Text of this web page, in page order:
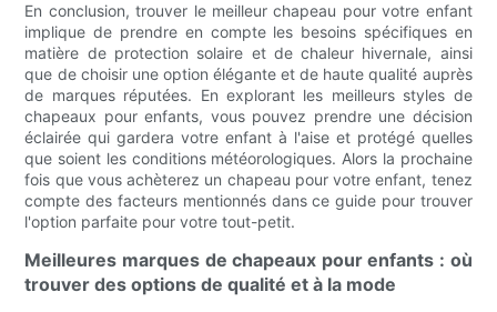
En conclusion, trouver le meilleur chapeau pour votre enfant
implique de prendre en compte les besoins spécifiques en
matière de protection solaire et de chaleur hivernale, ainsi
que de choisir une option élégante et de haute qualité auprès
de marques réputées. En explorant les meilleurs styles de
chapeaux pour enfants, vous pouvez prendre une décision
éclairée qui gardera votre enfant à l'aise et protégé quelles
que soient les conditions météorologiques. Alors la prochaine
fois que vous achèterez un chapeau pour votre enfant, tenez
compte des facteurs mentionnés dans ce guide pour trouver
l'option parfaite pour votre tout-petit.
Meilleures marques de chapeaux pour enfants : où
trouver des options de qualité et à la mode